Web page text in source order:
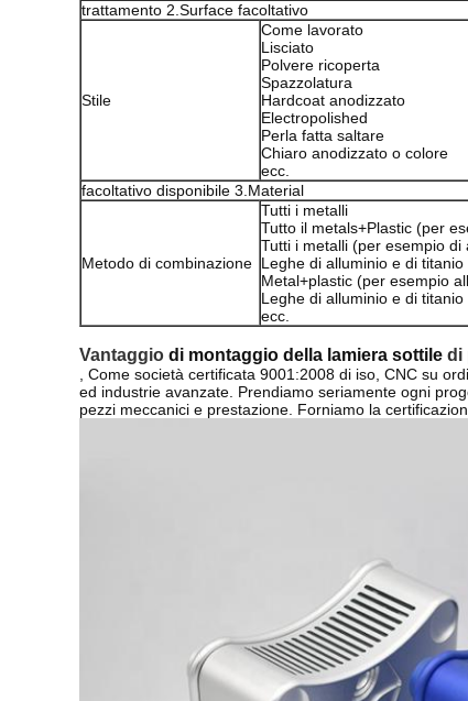
trattamento 2.Surface facoltativo
Stile
Come lavorato
Lisciato
Polvere ricoperta
Spazzolatura
Hardcoat anodizzato
Electropolished
Perla fatta saltare
Chiaro anodizzato o colore
ecc.
facoltativo disponibile 3.Material
Metodo di combinazione
Tutti i metalli
Tutto il metals+Plastic (per
Tutti i metalli (per esempio di
Leghe di alluminio e di titanio
Metal+plastic (per esempio
Leghe di alluminio e di titanio
ecc.
Vantaggio di montaggio della lamiera sottile di
, Come società certificata 9001:2008 di iso, CNC su
ed industrie avanzate. Prendiamo seriamente ogni
pezzi meccanici e prestazione. Forniamo la